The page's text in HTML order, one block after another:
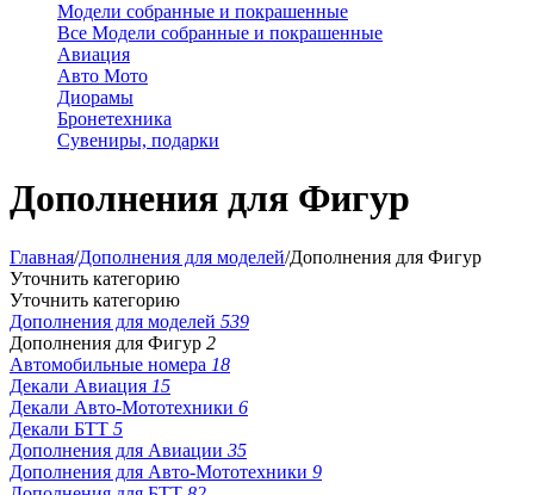
Модели собранные и покрашенные
Все Модели собранные и покрашенные
Авиация
Авто Мото
Диорамы
Бронетехника
Сувениры, подарки
Дополнения для Фигур
Главная/Дополнения для моделей/Дополнения для Фигур
Уточнить категорию
Уточнить категорию
Дополнения для моделей 539
Дополнения для Фигур 2
Автомобильные номера 18
Декали Авиация 15
Декали Авто-Мототехники 6
Декали БТТ 5
Дополнения для Авиации 35
Дополнения для Авто-Мототехники 9